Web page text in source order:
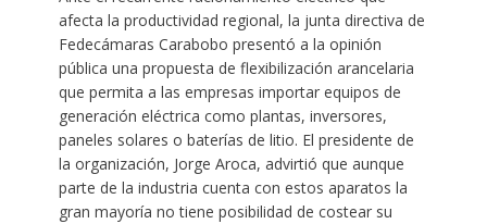
afecta la productividad regional, la junta directiva de
Fedecámaras Carabobo presentó a la opinión
pública una propuesta de flexibilización arancelaria
que permita a las empresas importar equipos de
generación eléctrica como plantas, inversores,
paneles solares o baterías de litio. El presidente de
la organización, Jorge Aroca, advirtió que aunque
parte de la industria cuenta con estos aparatos la
gran mayoría no tiene posibilidad de costear su